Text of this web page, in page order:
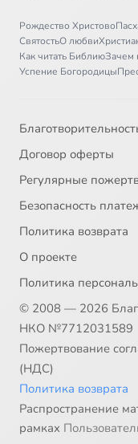
Рождество Христово
СвятостьО любви
Как читать БиблиюЗачем
Успение Богородицы
Договор оферты
Регулярные
Безопасность
Политика возврата
О проекте
Политика
© 2008 — 2026
НКО №7712031589
Пожертвование
(НДС)
Политика возврата
Распространение
рамках